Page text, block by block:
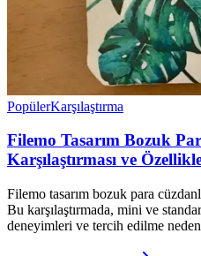
PopülerKarşılaştırma
Filemo Tasarım Bozuk
Karşılaştırması ve
Filemo tasarım bozuk para
Bu karşılaştırmada, mini ve
deneyimleri ve tercih edilme